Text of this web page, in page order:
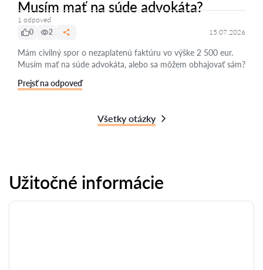
Musím mať na súde advokáta?
1 odpoveď
0
2 15.07.2026
Mám civilný spor o nezaplatenú faktúru vo výške 2 500 eur.
Musím mať na súde advokáta, alebo sa môžem obhajovať sám?
Prejsť na odpoveď
Všetky otázky
Užitočné informácie